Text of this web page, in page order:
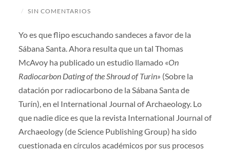
/ SIN COMENTARIOS
Yo es que flipo escuchando sandeces a favor de la
Sábana Santa. Ahora resulta que un tal Thomas
McAvoy ha publicado un estudio llamado «On
Radiocarbon Dating of the Shroud of Turin» (Sobre la
datación por radiocarbono de la Sábana Santa de
Turín), en el International Journal of Archaeology. Lo
que nadie dice es que la revista International Journal of
Archaeology (de Science Publishing Group) ha sido
cuestionada en círculos académicos por sus procesos